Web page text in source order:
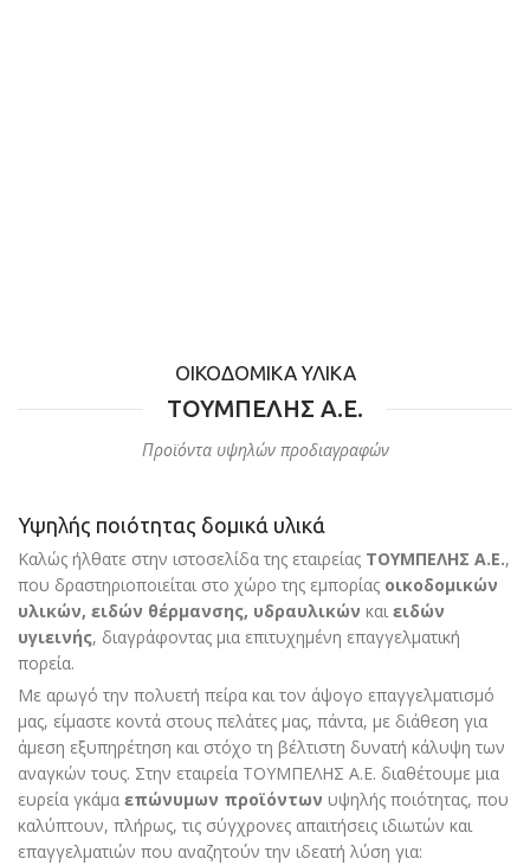
ΟΙΚΟΔΟΜΙΚΑ ΥΛΙΚΑ
ΤΟΥΜΠΕΛΗΣ Α.Ε.
Προϊόντα υψηλών προδιαγραφών
Υψηλής ποιότητας δομικά υλικά
Καλώς ήλθατε στην ιστοσελίδα της εταιρείας ΤΟΥΜΠΕΛΗΣ Α.Ε.,
που δραστηριοποιείται στο χώρο της εμπορίας οικοδομικών
υλικών, ειδών θέρμανσης, υδραυλικών καιειδών
υγιεινής, διαγράφοντας μια επιτυχημένη επαγγελματική
πορεία.
Με αρωγό την πολυετή πείρα και τον άψογο επαγγελματισμό
μας, είμαστε κοντά στους πελάτες μας, πάντα, με διάθεση για
άμεση εξυπηρέτηση και στόχο τη βέλτιστη δυνατή κάλυψη των
αναγκών τους. Στην εταιρεία ΤΟΥΜΠΕΛΗΣ Α.Ε. διαθέτουμε μια
ευρεία γκάμα επώνυμων προϊόντων υψηλής ποιότητας, που
καλύπτουν, πλήρως, τις σύγχρονες απαιτήσεις ιδιωτών και
επαγγελματιών που αναζητούν την ιδεατή λύση για: